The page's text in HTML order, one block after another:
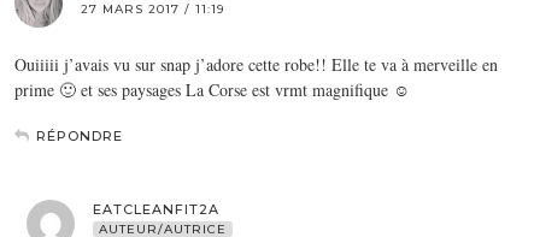
27 MARS 2017 / 11:19
Ouiiiii j’avais vu sur snap j’adore cette robe!! Elle te va à merveille en
prime 🙂 et ses paysages La Corse est vrmt magnifique ☺️
RÉPONDRE
EATCLEANFIT2A
AUTEUR/AUTRICE